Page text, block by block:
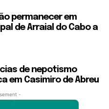
permanecer em
de Arraial do Cabo a
de nepotismo
em Casimiro de Abreu
-